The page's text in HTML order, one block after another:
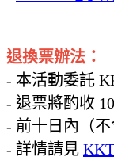
退換票辦法：
- 本活動委託
- 退票將酌收
- 前十日內（
- 詳情請見